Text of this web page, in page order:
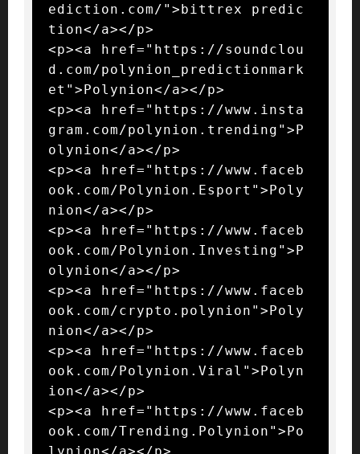
ediction.com/">bittrex predic
tion</a></p>
<p><a href="https://soundclou
d.com/polynion_predictionmark
et">Polynion</a></p>
<p><a href="https://www.insta
gram.com/polynion.trending">P
olynion</a></p>
<p><a href="https://www.faceb
ook.com/Polynion.Esport">Poly
nion</a></p>
<p><a href="https://www.faceb
ook.com/Polynion.Investing">P
olynion</a></p>
<p><a href="https://www.faceb
ook.com/crypto.polynion">Poly
nion</a></p>
<p><a href="https://www.faceb
ook.com/Polynion.Viral">Polyn
ion</a></p>
<p><a href="https://www.faceb
ook.com/Trending.Polynion">Po